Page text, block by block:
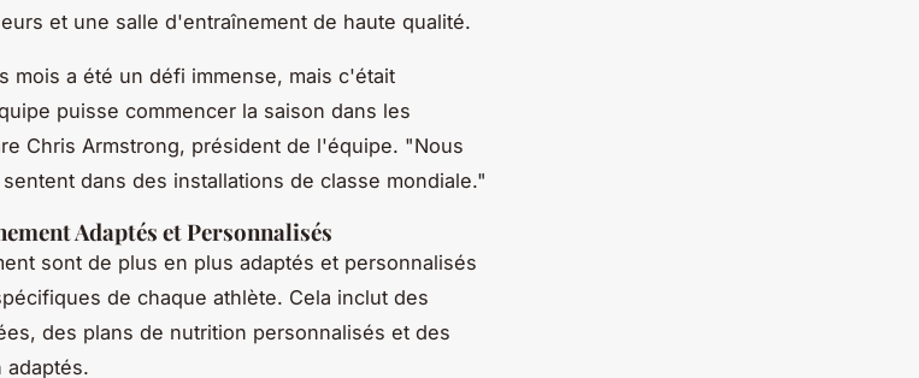
et une salle d'entraînement de haute qualité.
mois a été un défi immense, mais c'était
puisse commencer la saison dans les
Chris Armstrong, président de l'équipe. "Nous
dans des installations de classe mondiale."
Adaptés et Personnalisés
sont de plus en plus adaptés et personnalisés
de chaque athlète. Cela inclut des
des plans de nutrition personnalisés et des
adaptés.